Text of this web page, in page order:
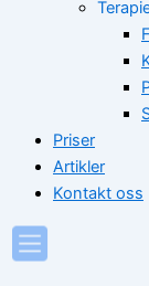
Priser
Artikler
Kontakt oss